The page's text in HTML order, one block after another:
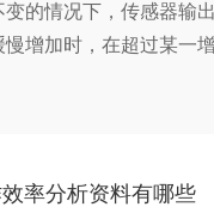
情况下，传感器输出
加时，在超过某一
率分析资料有哪些